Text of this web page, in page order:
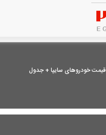
قیمت خودرو‌های سایپا + جدول